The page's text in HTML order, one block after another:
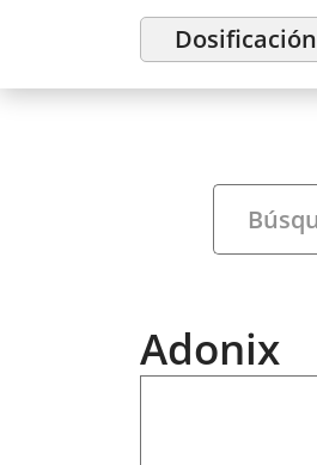
Dosificación
Adonix